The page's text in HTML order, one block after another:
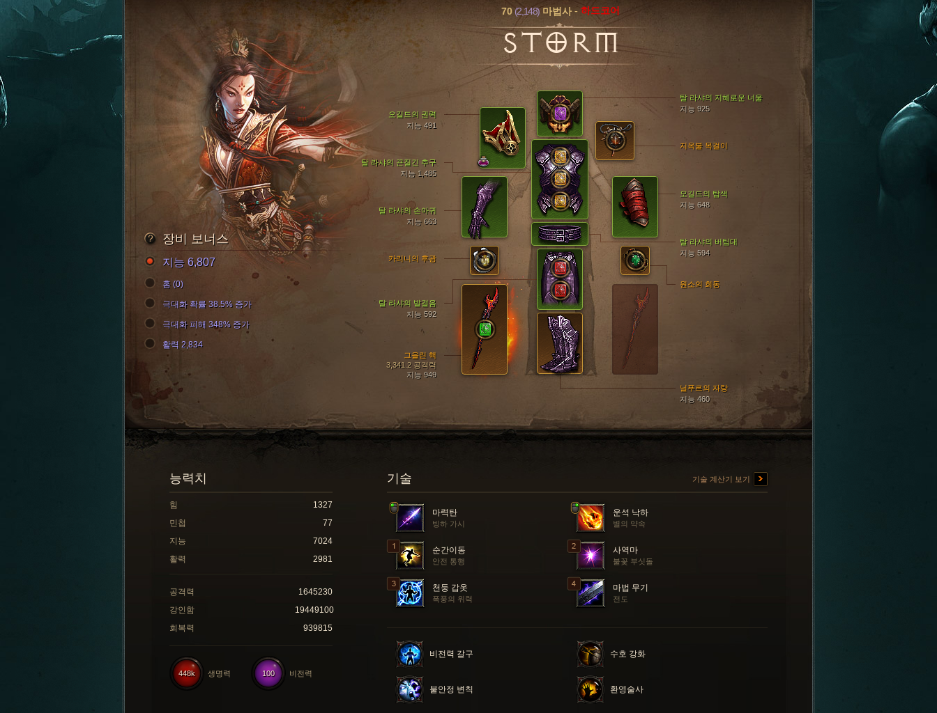
70(2,148) 마법사 - 하드코어
STORM
탈 라샤의 지혜로운 너울
지능 925
탈 라샤의 끈질긴 추구
지능 1,485
닐푸르의 자랑
지능 460
탈 라샤의 손아귀
지능 663
오길드의 권력
지능 491
탈 라샤의 발걸음
지능 592
오길드의 탐색
지능 648
그을린 핵
3,341.2 공격력
지능 949
탈 라샤의 버팀대
지능 594
원소의 회동
카리니의 후광
지옥불 목걸이
장비 보너스
지능 6,807
홈 (0)
극대화 확률 38.5% 증가
극대화 피해 348% 증가
활력 2,834
기술 기술 계산기 보기
마력탄
빙하 가시
운석 낙하
별의 약속
순간이동
안전 통행
사역마
불꽃 부싯돌
천둥 갑옷
폭풍의 위력
마법 무기
전도
비전력 갈구 수호 강화
불안정 변칙 환영술사
능력치
힘
1327
민첩
77
지능
7024
활력
2981
공격력
1645230
강인함
19449100
회복력
939815
100 비전력
448k 생명력